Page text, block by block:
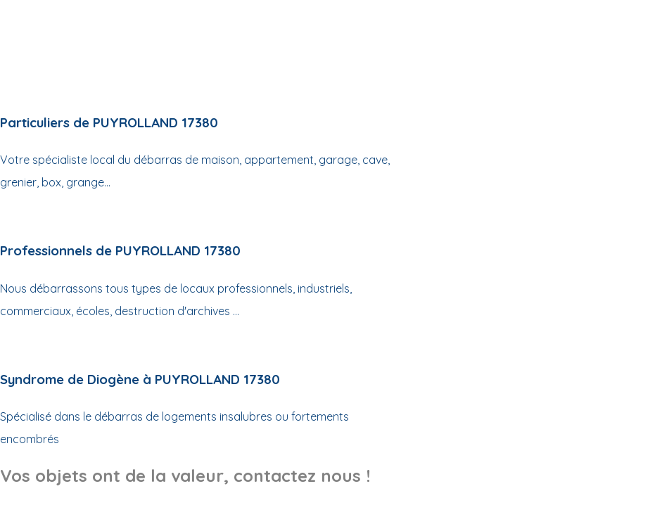
Particuliers de PUYROLLAND 17380
Votre spécialiste local du débarras de maison, appartement, garage, cave,
grenier, box, grange...
Professionnels de PUYROLLAND 17380
Nous débarrassons tous types de locaux professionnels, industriels,
commerciaux, écoles, destruction d'archives ...
Syndrome de Diogène à PUYROLLAND 17380
Spécialisé dans le débarras de logements insalubres ou fortements
encombrés
Vos objets ont de la valeur, contactez nous !